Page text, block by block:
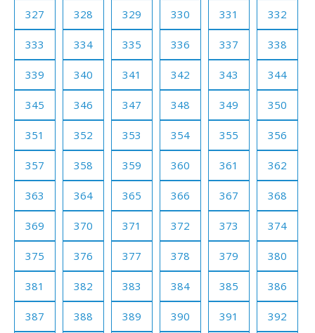
327 328 329 330 331 332
333 334 335 336 337 338
339 340 341 342 343 344
345 346 347 348 349 350
351 352 353 354 355 356
357 358 359 360 361 362
363 364 365 366 367 368
369 370 371 372 373 374
375 376 377 378 379 380
381 382 383 384 385 386
387 388 389 390 391 392